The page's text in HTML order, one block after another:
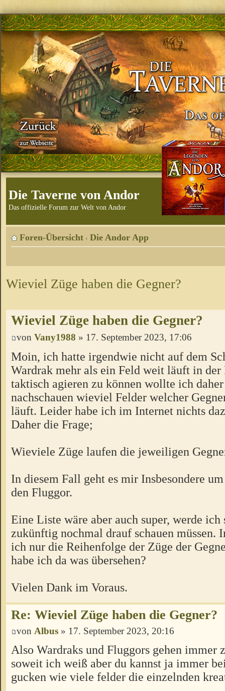
Die Taverne von Andor
Das offizielle Forum zur Welt von Andor
Foren-Übersicht ‹ Die Andor App
Wieviel Züge haben die Gegner?
Wieviel Züge haben die Gegner?
von Vany1988 » 17. September 2023, 17:06
Moin, ich hatte irgendwie nicht auf dem
Wardrak mehr als ein Feld weit läuft in der
taktisch agieren zu können wollte ich
nachschauen wieviel Felder welcher
läuft. Leider habe ich im Internet nichts
Daher die Frage;
Wieviele Züge laufen die jeweiligen
In diesem Fall geht es mir Insbesondere
den Fluggor.
Eine Liste wäre aber auch super, werde
zukünftig nochmal drauf schauen müssen.
ich nur die Reihenfolge der Züge der
habe ich da was übersehen?
Vielen Dank im Voraus.
Re: Wieviel Züge haben die Gegner?
von Albus » 17. September 2023, 20:16
Also Wardraks und Fluggors gehen immer
soweit ich weiß aber du kannst ja immer
gucken wie viele felder die einzelnden